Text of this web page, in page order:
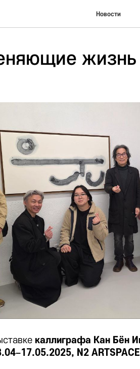
Новости
жизнь
каллиграфа Кан Бён
N2